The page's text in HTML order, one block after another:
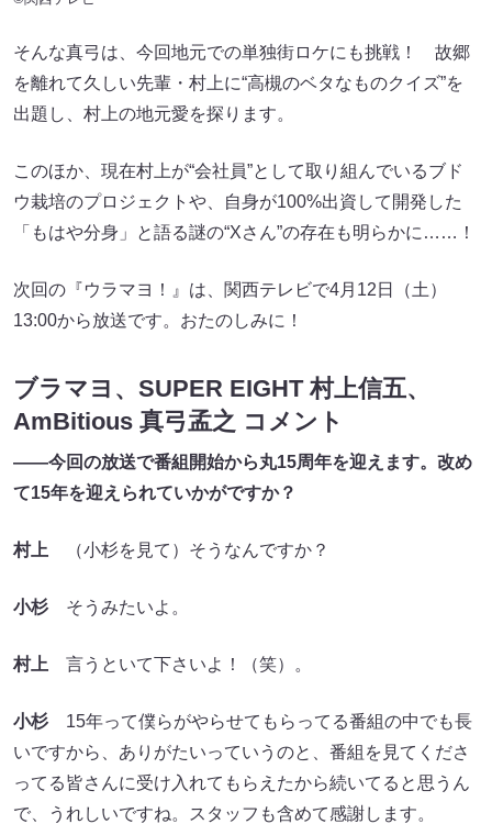
そんな真弓は、今回地元での単独街ロケにも挑戦！ 故郷
を離れて久しい先輩・村上に“高槻のベタなものクイズ”を
出題し、村上の地元愛を探ります。
このほか、現在村上が“会社員”として取り組んでいるブド
ウ栽培のプロジェクトや、自身が100%出資して開発した
「もはや分身」と語る謎の“Xさん”の存在も明らかに……！
次回の『ウラマヨ！』は、関西テレビで4月12日（土）
13:00から放送です。おたのしみに！
ブラマヨ、SUPER EIGHT 村上信五、
AmBitious 真弓孟之 コメント
――今回の放送で番組開始から丸15周年を迎えます。改め
て15年を迎えられていかがですか？
村上 （小杉を見て）そうなんですか？
小杉 そうみたいよ。
村上 言うといて下さいよ！（笑）。
小杉 15年って僕らがやらせてもらってる番組の中でも長
いですから、ありがたいっていうのと、番組を見てくださ
ってる皆さんに受け入れてもらえたから続いてると思うん
で、うれしいですね。スタッフも含めて感謝します。